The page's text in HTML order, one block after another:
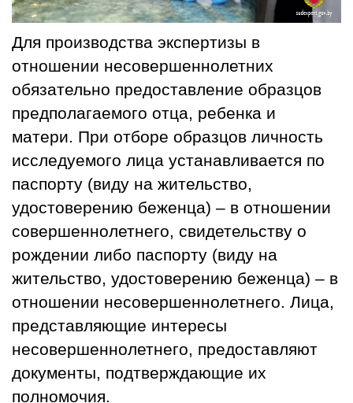
Для производства экспертизы в
отношении несовершеннолетних
обязательно предоставление образцов
предполагаемого отца, ребенка и
матери. При отборе образцов личность
исследуемого лица устанавливается по
паспорту (виду на жительство,
удостоверению беженца) – в отношении
совершеннолетнего, свидетельству о
рождении либо паспорту (виду на
жительство, удостоверению беженца) – в
отношении несовершеннолетнего. Лица,
представляющие интересы
несовершеннолетнего, предоставляют
документы, подтверждающие их
полномочия.